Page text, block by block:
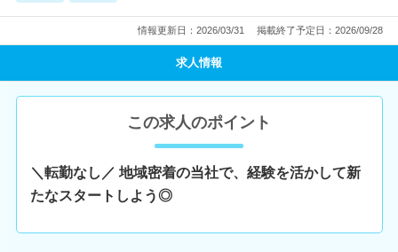
情報更新日：2026/03/31 掲載終了予定日：2026/09/28
求人情報
この求人のポイント
＼転勤なし／ 地域密着の当社で、経験を活かして新
たなスタートしよう◎